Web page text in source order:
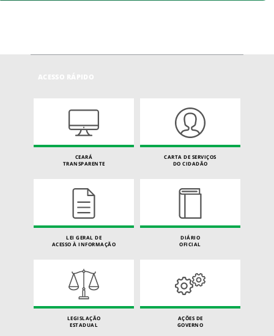
CEARÁ
TRANSPARENTE
CARTA DE SERVIÇOS
DO CIDADÃO
LEI GERAL DE
ACESSO À INFORMAÇÃO
DIÁRIO
OFICIAL
LEGISLAÇÃO
ESTADUAL
AÇÕES DE
GOVERNO